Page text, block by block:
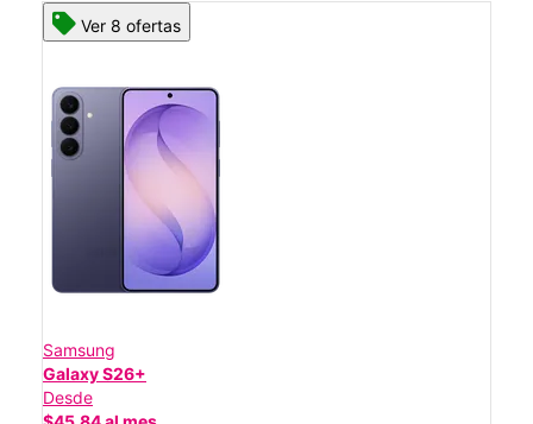
Ver 8 ofertas
Samsung
Galaxy S26+
Desde